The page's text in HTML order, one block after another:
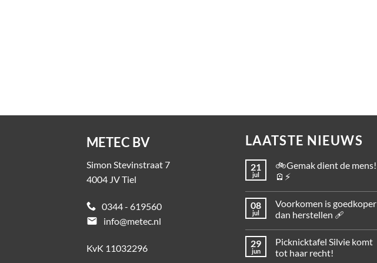
METEC BV
Simon Stevinstraat 7
4004 JV Tiel
0344 - 619560
email
info@metec.nl
KvK 11032296
LAATSTE NIEUWS
21
jul
🚲Gemak dient de mens!
🪫⚡
08
jul
Voorkomen is goedkoper
dan herstellen 🩹
29
jun
Picknicktafel Silvie komt
tot haar recht!